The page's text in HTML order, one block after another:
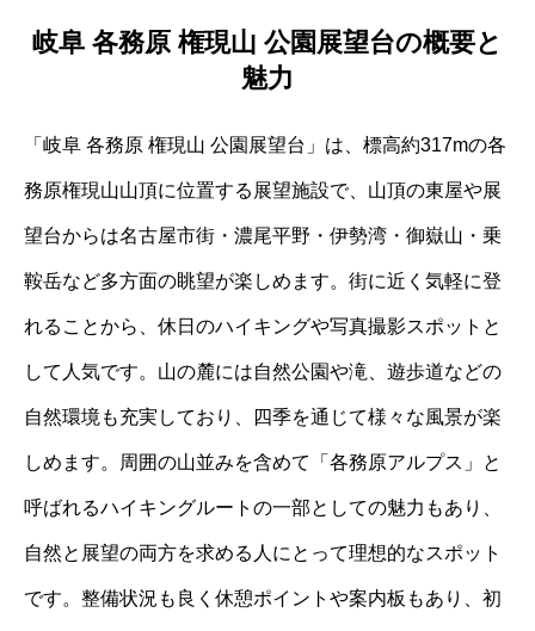
岐阜 各務原 権現山 公園展望台の概要と
魅力
「岐阜 各務原 権現山 公園展望台」は、標高約317mの各
務原権現山山頂に位置する展望施設で、山頂の東屋や展
望台からは名古屋市街・濃尾平野・伊勢湾・御嶽山・乗
鞍岳など多方面の眺望が楽しめます。街に近く気軽に登
れることから、休日のハイキングや写真撮影スポットと
して人気です。山の麓には自然公園や滝、遊歩道などの
自然環境も充実しており、四季を通じて様々な風景が楽
しめます。周囲の山並みを含めて「各務原アルプス」と
呼ばれるハイキングルートの一部としての魅力もあり、
自然と展望の両方を求める人にとって理想的なスポット
です。整備状況も良く休憩ポイントや案内板もあり、初